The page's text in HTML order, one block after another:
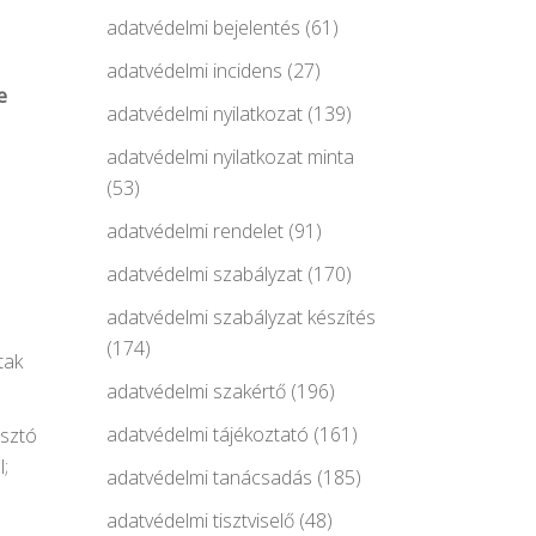
adatvédelmi bejelentés (61)
adatvédelmi incidens (27)
adatvédelmi nyilatkozat(139)
adatvédelmi nyilatkozat minta
(53)
adatvédelmi rendelet(91)
adatvédelmi szabályzat(170)
adatvédelmi szabályzat készítés
(174)
adatvédelmi szakértő(196)
adatvédelmi tájékoztató (161)
adatvédelmi tanácsadás (185)
adatvédelmi tisztviselő(48)